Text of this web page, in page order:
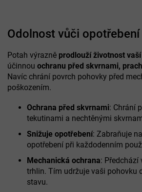
Odolnost vůči
Potah výrazně prodlouží životnost
účinnou ochranu před skvrnami,
Navíc chrání povrch pohovky před
poškozením.
Ochrana před skvrnami: Chrání
tekutinami a nechtěnými
Snižuje opotřebení: Zabraňuje
opotřebení při každodenním
Mechanická ochrana: Předchází
trhlin. Tím udržuje vaši pohovku
stavu.